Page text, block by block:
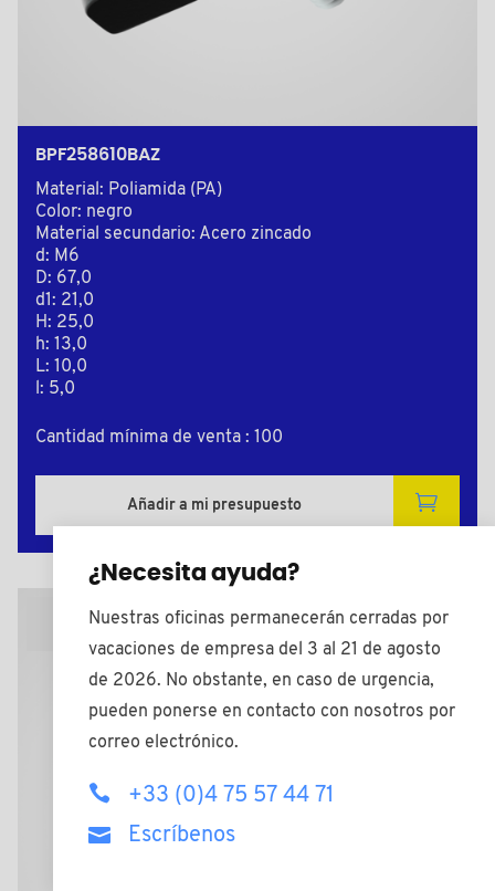
BPF258610BAZ
Material: Poliamida (PA)
Color: negro
Material secundario: Acero zincado
d: M6
D: 67,0
d1: 21,0
H: 25,0
h: 13,0
L: 10,0
l: 5,0
Cantidad mínima de venta : 100
Añadir a mi presupuesto
Plano 2D
¿Necesita ayuda?
Nuestras oficinas permanecerán cerradas por
vacaciones de empresa del 3 al 21 de agosto
de 2026. No obstante, en caso de urgencia,
pueden ponerse en contacto con nosotros por
correo electrónico.
+33 (0)4 75 57 44 71
Escríbenos